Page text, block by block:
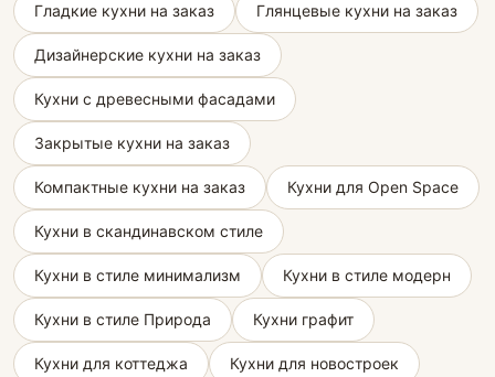
Гладкие кухни на заказ Глянцевые кухни на заказ
Дизайнерские кухни на заказ
Кухни с древесными фасадами
Закрытые кухни на заказ
Компактные кухни на заказ Кухни для Open Space
Кухни в скандинавском стиле
Кухни в стиле минимализм Кухни в стиле модерн
Кухни в стиле Природа Кухни графит
Кухни для коттеджа Кухни для новостроек